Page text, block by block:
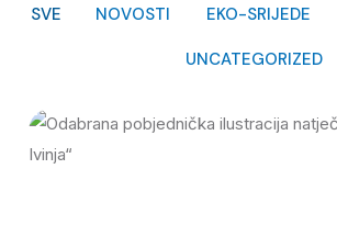
SVE NOVOSTI EKO-SRIJEDE
UNCATEGORIZED